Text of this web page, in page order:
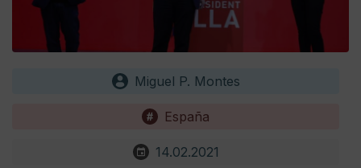
Miguel P. Montes
España
14.02.2021